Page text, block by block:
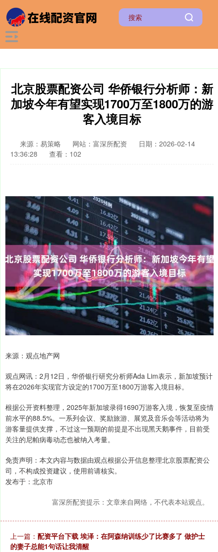
北京股票配资公司 华侨银行分析师：新
加坡今年有望实现1700万至1800万的游
客入境目标
来源：易策略 网站：富深所配资
日期：2026-02-14
13:36:28
查看：102
来源：观点地产网
观点网讯：2月12日，华侨银行研究分析师Ada Lim表示，新加坡预计
将在2026年实现官方设定的1700万至1800万游客入境目标。
根据公开资料整理，2025年新加坡录得1690万游客入境，恢复至疫情
前水平的88.5%。一系列会议、奖励旅游、展览及音乐会等活动将为
游客量提供支撑，不过这一预期的前提是不出现黑天鹅事件，目前受
关注的尼帕病毒动态也被纳入考量。
免责声明：本文内容与数据由观点根据公开信息整理北京股票配资公
司，不构成投资建议，使用前请核实。
发布于：北京市
富深所配资提示：文章来自网络，不代表本站观点。
上一篇： 配资平台下载 埃泽：在阿森纳训练少了比赛多了 做护士
的妻子总能1句话让我清醒